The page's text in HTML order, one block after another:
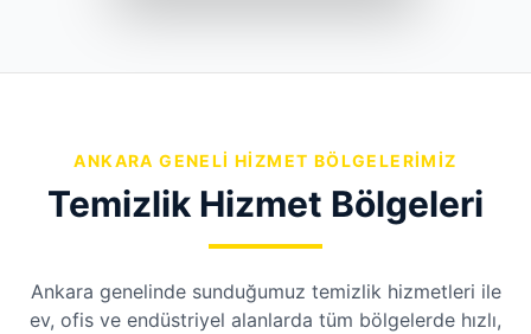
ANKARA GENELI HIZMET BÖLGELERIMIZ
Temizlik Hizmet Bölgeleri
Ankara genelinde sunduğumuz temizlik hizmetleri ile
ev, ofis ve endüstriyel alanlarda tüm bölgelerde hızlı,